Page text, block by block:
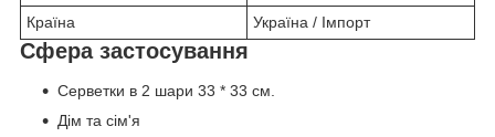
Країна
Україна / Імпорт
Сфера застосування
Серветки в 2 шари 33 * 33 см.
Дім та сім'я